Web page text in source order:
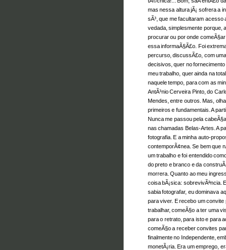
mas nessa altura jÃ¡ sofrera a
sÃ³, que me facultaram
vedada, simplesmente porque,
procurar ou por onde
essa informaÃ§Ã£o. Foi
percurso, discussÃ£o, com
decisivos, quer no
meu trabalho, quer ainda na
naquele tempo, para com as
AntÃ³nio Cerveira Pinto, do
Mendes, entre outros. Mas,
primeiros e fundamentais. A
Nunca me passou pela
nas chamadas Belas-Artes. A
fotografia. E a minha auto-
contemporÃ¢nea. Se bem que
um trabalho e foi entendido
do preto e branco e da
morrera. Quanto ao meu
coisa bÃ¡sica: sobrevivÃªncia.
sabia fotografar, eu dominava
para viver. E recebo um
trabalhar, comeÃ§o a ter uma
para o retrato, para isto e para
comeÃ§o a receber convites
finalmente no Independente,
monetÃ¡ria. Era um emprego,